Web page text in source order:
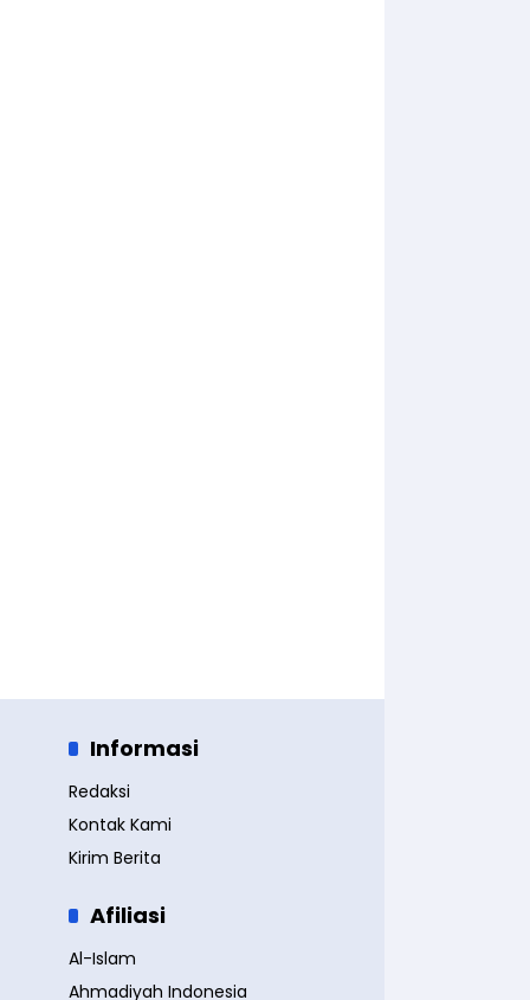
Informasi
Redaksi
Kontak Kami
Kirim Berita
Afiliasi
Al-Islam
Ahmadiyah Indonesia